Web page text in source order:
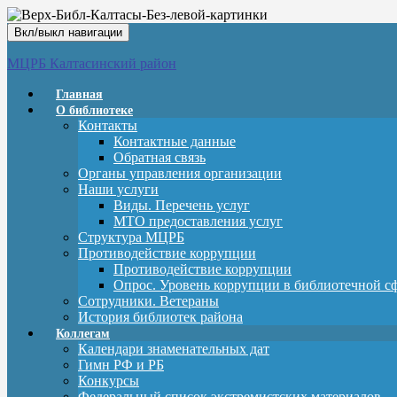
Вкл/выкл навигации
МЦРБ Калтасинский район
Главная
О библиотеке
Контакты
Контактные данные
Обратная связь
Органы управления организации
Наши услуги
Виды. Перечень услуг
МТО предоставления услуг
Структура МЦРБ
Противодействие коррупции
Противодействие коррупции
Опрос. Уровень коррупции в библиотечной
Сотрудники. Ветераны
История библиотек района
Коллегам
Календари знаменательных дат
Гимн РФ и РБ
Конкурсы